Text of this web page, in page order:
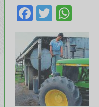
Facebook
Twitter